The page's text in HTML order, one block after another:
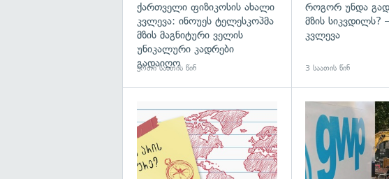
ქართველი ფიზიკოსის ახალი
კვლევა: ინოუეს ტელესკოპმა
მზის მაგნიტური ველის
უნიკალური კადრები
გადაიღო
ერთი საათის წინ
როგორ უნდა
მზის
კვლევა
3 საათის წინ